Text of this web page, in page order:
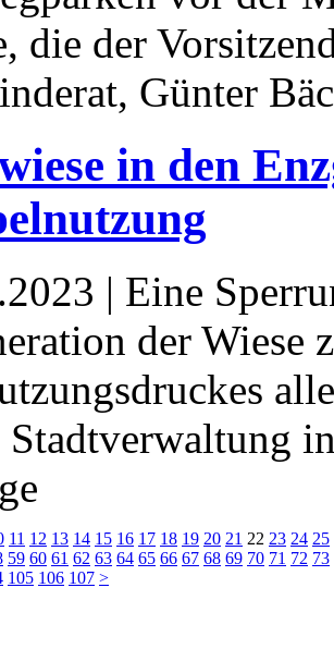
die der
Günter
in den
| Eine
der Wiese
Stadtverwaltung
11 12 13 14 15 16 17 18 19 20 21 22 23 24 25
59 60 61 62 63 64 65 66 67 68 69 70 71 72 73
105 106 107 >